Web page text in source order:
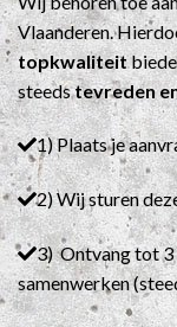
Vlaanderen.
topkwaliteit
steedstevreden
1) Plaats je
2) Wij sturen
3) Ontvang tot 3
samenwerken